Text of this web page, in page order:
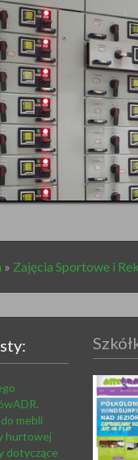
» Zajęcia Sportowe i
mebli
hurtowej
dotyczące